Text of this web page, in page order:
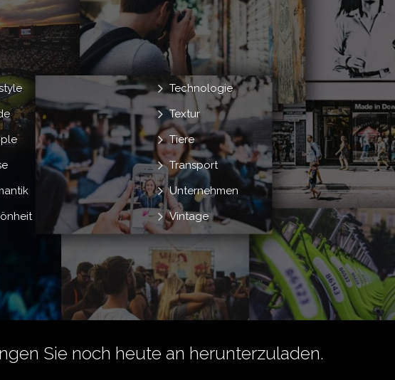
Technologie
Textur
Tiere
Transport
Unternehmen
Vintage
Sie noch heute an herunterzuladen.